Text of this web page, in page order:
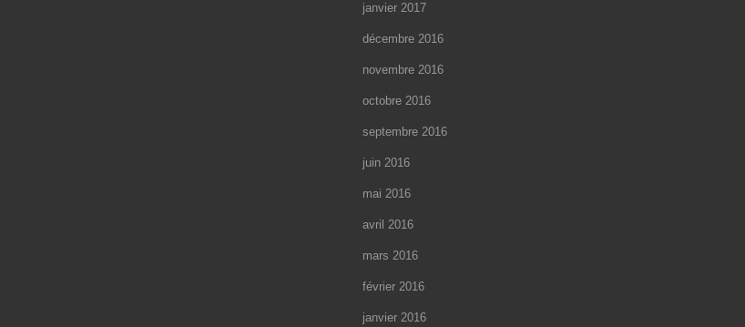
janvier 2017
décembre 2016
novembre 2016
octobre 2016
septembre 2016
juin 2016
mai 2016
avril 2016
mars 2016
février 2016
janvier 2016